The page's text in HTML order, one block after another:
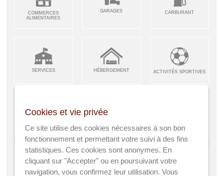
COMMERCES
ALIMENTAIRES
GARAGES CARBURANT
SERVICES HÉBERGEMENT ACTIVITÉS SPORTIVES
ARTISANS &
INDUSTRIES
RESTAURANTS CAFÉS ENFANCE JEUNESSE
Cookies et vie privée
Ce site utilise des cookies nécessaires à son bon
fonctionnement et permettant votre suivi à des fins
statistiques. Ces cookies sont anonymes. En
cliquant sur "Accepter" ou en poursuivant votre
navigation, vous confirmez leur utilisation. Vous